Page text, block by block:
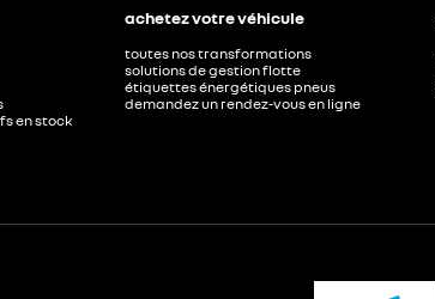
en stock
achetez votre véhicule
toutes nos transformations
solutions de gestion flotte
étiquettes énergétiques pneus
demandez un rendez-vous en ligne